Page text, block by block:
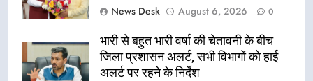
News Desk
August 6, 2026 0
भारी से बहुत भारी वर्षा की चेतावनी के बीच
जिला प्रशासन अलर्ट, सभी विभागों को हाई
अलर्ट पर रहने के निर्देश